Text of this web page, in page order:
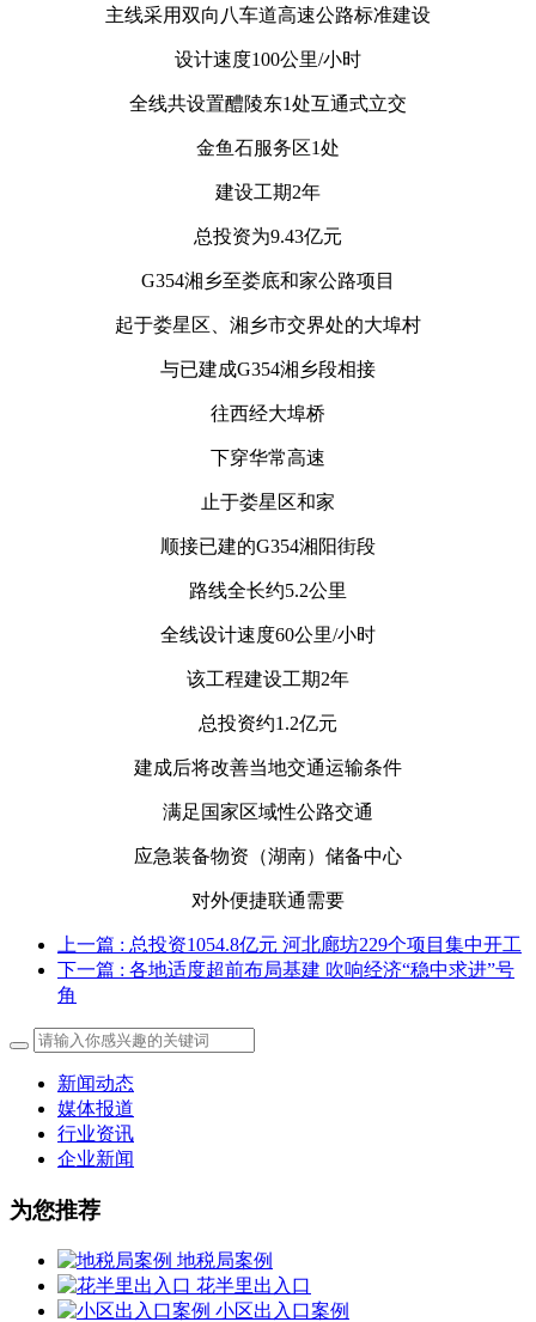
主线采用双向八车道高速公路标准建设
设计速度100公里/小时
全线共设置醴陵东1处互通式立交
金鱼石服务区1处
建设工期2年
总投资为9.43亿元
G354湘乡至娄底和家公路项目
起于娄星区、湘乡市交界处的大埠村
与已建成G354湘乡段相接
往西经大埠桥
下穿华常高速
止于娄星区和家
顺接已建的G354湘阳街段
路线全长约5.2公里
全线设计速度60公里/小时
该工程建设工期2年
总投资约1.2亿元
建成后将改善当地交通运输条件
满足国家区域性公路交通
应急装备物资（湖南）储备中心
对外便捷联通需要
上一篇 : 总投资1054.8亿元 河北廊坊229个项目集中开工
下一篇 : 各地适度超前布局基建 吹响经济“稳中求进”号
角
新闻动态
媒体报道
行业资讯
企业新闻
为您推荐
地税局案例
花半里出入口
小区出入口案例